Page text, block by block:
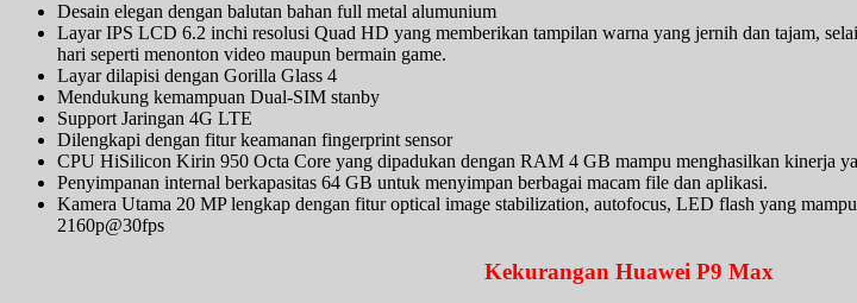
Desain elegan dengan balutan bahan full metal alumunium
Layar IPS LCD 6.2 inchi resolusi Quad HD yang memberikan tampilan warna yang jernih dan tajam,
hari seperti menonton video maupun bermain game.
Layar dilapisi dengan Gorilla Glass 4
Mendukung kemampuan Dual-SIM stanby
Support Jaringan 4G LTE
Dilengkapi dengan fitur keamanan fingerprint sensor
CPU HiSilicon Kirin 950 Octa Core yang dipadukan dengan RAM 4 GB mampu menghasilkan kinerja
Penyimpanan internal berkapasitas 64 GB untuk menyimpan berbagai macam file dan aplikasi.
Kamera Utama 20 MP lengkap dengan fitur optical image stabilization, autofocus, LED flash yang
2160p@30fps
Kekurangan Huawei P9 Max